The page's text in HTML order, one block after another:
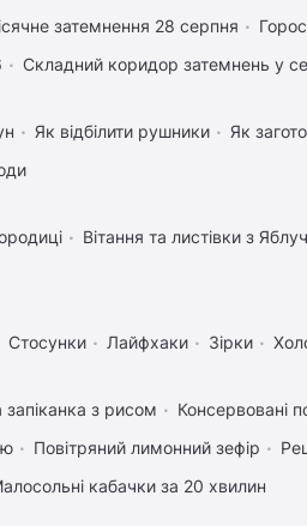
затемнення 28 серпня
Складний коридор затемнень у
Як відбілити рушники
Як
Вітання та листівки з
Стосунки Лайфхаки Зірки
з рисом Консервовані
Повітряний лимонний зефір
кабачки за 20 хвилин